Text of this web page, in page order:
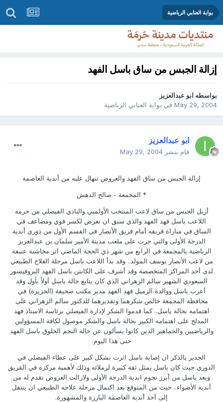
بوابة العنابي الرياضية
إزالة الجبس من ساق باسل الفهد
بواسطه ابو عبدالعزيز
May 29, 2004في بوابة العنابي الرياضية
ابو عبدالعزيز
قام بنشر May 29, 2004
إزالة الجبس من ساق الفهد والعروض تنهال عليه من أندية العاصمة
* المجمعة - صالح الدهش
أزيل الجبس من ساق لاعب المنتخب الأولمبي والنادي الفيصلي من حرمه
اللاعب باسل فهد الفهد والذي سبق ان تعرض لكسر قوي ومضاعف في
الساق في مباراة فريقه أمام فريق الأنصار في القسم الأول من دوري أندية
الدرجة الأولى والتي جرت على ملعب مدينة الأمير سلمان بن عبدالعزيز
الرياضية بالمجمعة في الرابع من شهر ذي الحجة الماضي اثر مخاشنة عنيفة
من لاعب الأنصار يوسف المولد.. وقد بدأ اللاعب باسل مرحلة العلاج الطبيعي
لدى أحد المراكز المتخصصة وقد أشرف على الكابتن باسل الفهد البروفيسور
السعودي الشهير سالم الزهراني الذي كان يتابع حالة باسل أولاً بأول وقد
أعرب باسل ووالدة الزميل فهد الفهد مدير مكتب صحيفة (الجزيرة) في
محافظة المجمعة خالص شكرهما وتقديرهما للدكتور سالم الزهراني على
اهتمامه بحالة باسل.. كما قدموا الشكر لإدارة الفيصلي برئاسة الاستاذ فهد
المدلج على اهتمامه الكبير بحالة باسل والشكر موصول لكافة المسؤولين
والرياضيين والجماهير الذين كانوا يسألون عن حالة النجم الخلوق باسل الفهد
حتى هذا اليوم.
الجدير بالذكر ان إصابة باسل اثرت بشكل كبير على عطاء الفيصلي في
الدوري حيث كان باسل يمثل ثقة كبيرة لزملائه وذلك لأهمية مركزه في الفريق
ويعد باسل من أبرز نجوم اندية الدرجة الأولى ولازالت العروض تقدم له من
أندية الأضواء.. حيث من المتوقع بعد اكتمال مرحلة علاجه الطبيعي ان ينتقل
إلى أحد أندية العاصمة البارزة والمشهورة.